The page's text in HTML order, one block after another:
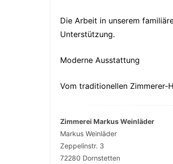
Die Arbeit in unserem
Unterstützung.
Moderne Ausstattung
Vom traditionellen Zimmerer-
Zimmerei Markus Weinläder
Markus Weinläder
Zeppelinstr. 3
72280 Dornstetten